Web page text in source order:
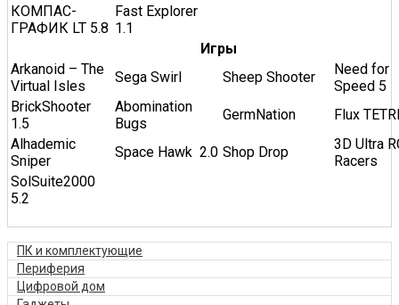
КОМПАС-
ГРАФИК LT 5.8
Fast Explorer
1.1
Игры
Arkanoid – The
Virtual Isles
Sega Swirl Sheep Shooter
Need for
Speed 5
BrickShooter
1.5
Abomination
Bugs
GermNation
Flux
Alhademic
Sniper
Space Hawk 2.0 Shop Drop
3D Ultra
Racers
SolSuite2000
5.2
ПК и комплектующие
Периферия
Цифровой дом